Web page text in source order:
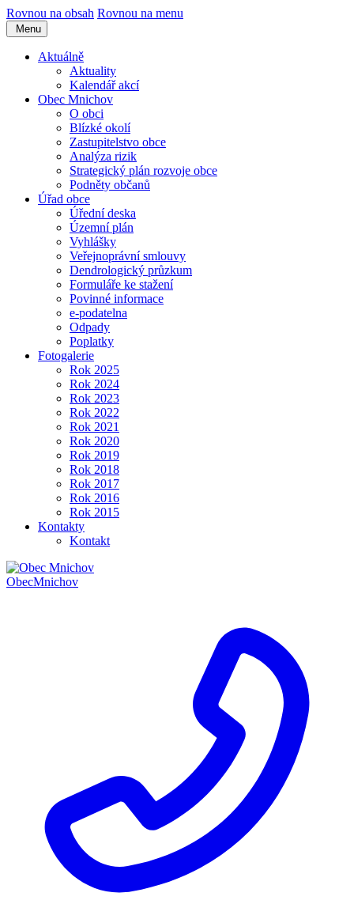
Rovnou na obsah Rovnou na menu
Menu
Aktuálně
Aktuality
Kalendář akcí
Obec Mnichov
O obci
Blízké okolí
Zastupitelstvo obce
Analýza rizik
Strategický plán rozvoje obce
Podněty občanů
Úřad obce
Úřední deska
Územní plán
Vyhlášky
Veřejnoprávní smlouvy
Dendrologický průzkum
Formuláře ke stažení
Povinné informace
e-podatelna
Odpady
Poplatky
Fotogalerie
Rok 2025
Rok 2024
Rok 2023
Rok 2022
Rok 2021
Rok 2020
Rok 2019
Rok 2018
Rok 2017
Rok 2016
Rok 2015
Kontakty
Kontakt
ObecMnichov